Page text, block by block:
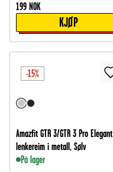
199 NOK
KJØP
-15%
Amazfit GTR 3/GTR 3 Pro Elegant
lenkereim i metall, Sølv
På lager